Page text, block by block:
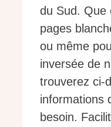
du Sud. Que
pages
ou même
inversée de
trouverez ci-
informations
besoin.